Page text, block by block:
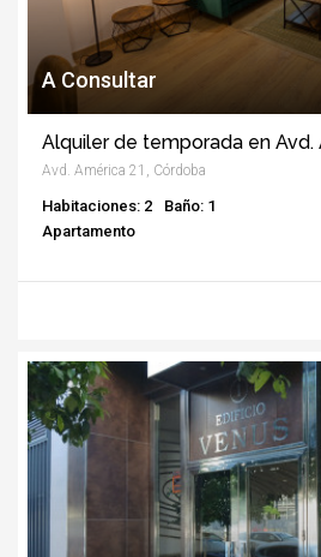
A Consultar
Alquiler de temporada en Avd.
Avd. América 21, Córdoba
Habitaciones: 2
Baño: 1
Apartamento